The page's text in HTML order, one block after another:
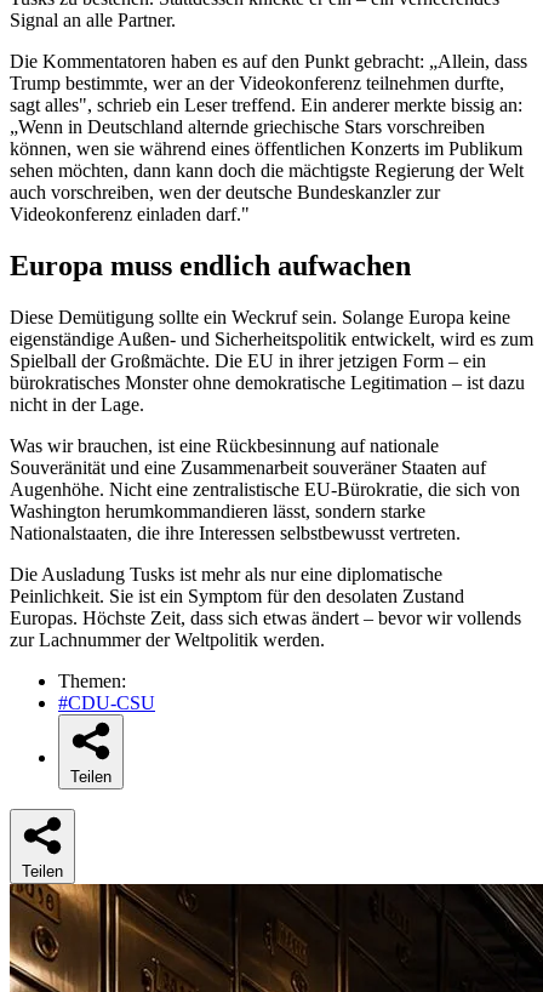
Signal an alle Partner.
Die Kommentatoren haben es auf den Punkt gebracht: „Allein, dass
Trump bestimmte, wer an der Videokonferenz teilnehmen durfte,
sagt alles", schrieb ein Leser treffend. Ein anderer merkte bissig an:
„Wenn in Deutschland alternde griechische Stars vorschreiben
können, wen sie während eines öffentlichen Konzerts im Publikum
sehen möchten, dann kann doch die mächtigste Regierung der Welt
auch vorschreiben, wen der deutsche Bundeskanzler zur
Videokonferenz einladen darf."
Europa muss endlich aufwachen
Diese Demütigung sollte ein Weckruf sein. Solange Europa keine
eigenständige Außen- und Sicherheitspolitik entwickelt, wird es zum
Spielball der Großmächte. Die EU in ihrer jetzigen Form – ein
bürokratisches Monster ohne demokratische Legitimation – ist dazu
nicht in der Lage.
Was wir brauchen, ist eine Rückbesinnung auf nationale
Souveränität und eine Zusammenarbeit souveräner Staaten auf
Augenhöhe. Nicht eine zentralistische EU-Bürokratie, die sich von
Washington herumkommandieren lässt, sondern starke
Nationalstaaten, die ihre Interessen selbstbewusst vertreten.
Die Ausladung Tusks ist mehr als nur eine diplomatische
Peinlichkeit. Sie ist ein Symptom für den desolaten Zustand
Europas. Höchste Zeit, dass sich etwas ändert – bevor wir vollends
zur Lachnummer der Weltpolitik werden.
Themen:
#CDU-CSU
Teilen
Teilen